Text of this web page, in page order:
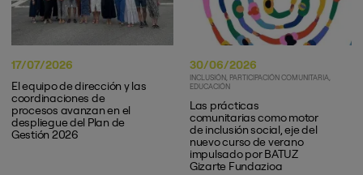
17/07/2026
El equipo de dirección y las
coordinaciones de
procesos avanzan en el
despliegue del Plan de
Gestión 2026
30/06/2026
INCLUSIÓN
PARTICIPACIÓN COMUNITARIA
EDUCACIÓN
Las prácticas
comunitarias como motor
de inclusión social, eje del
nuevo curso de verano
impulsado por BATUZ
Gizarte Fundazioa